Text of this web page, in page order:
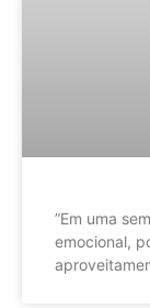
”Em uma
emocional,